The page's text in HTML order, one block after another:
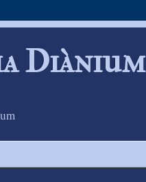
Diànium